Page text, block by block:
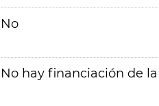
No
No hay financiación de